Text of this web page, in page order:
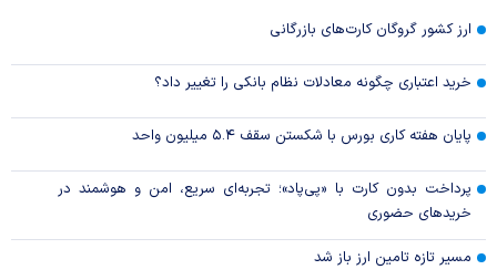
ارز کشور گروگان کارت‌های بازرگانی
خرید اعتباری چگونه معادلات نظام بانکی را تغییر داد؟
پایان هفته کاری بورس با شکستن سقف ۵.۴ میلیون واحد
پرداخت بدون کارت با «پی‌پاد»؛ تجربه‌ای سریع، امن و هوشمند در
خریدهای حضوری
مسیر تازه تامین ارز باز شد